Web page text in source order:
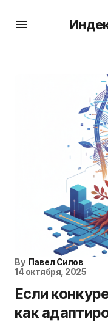
By Павел Силов
14 октября, 2025
Если
как